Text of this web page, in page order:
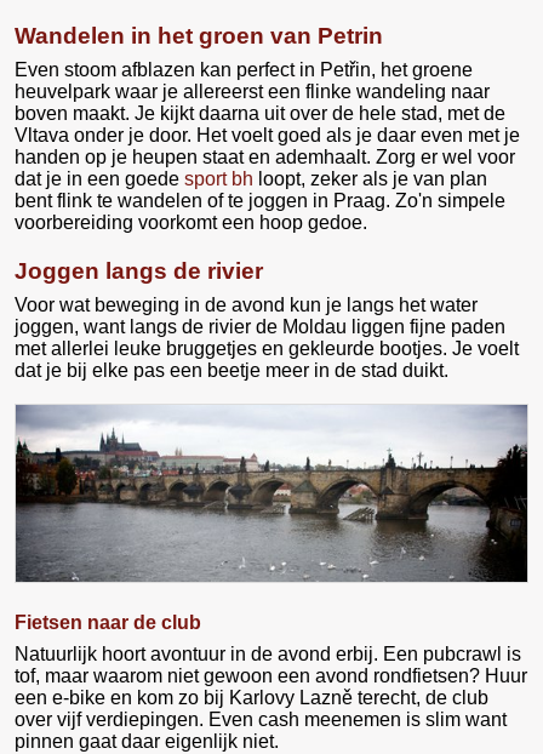
Wandelen in het groen van Petrin
Even stoom afblazen kan perfect in Petřin, het groene
heuvelpark waar je allereerst een flinke wandeling naar
boven maakt. Je kijkt daarna uit over de hele stad, met de
Vltava onder je door. Het voelt goed als je daar even met je
handen op je heupen staat en ademhaalt. Zorg er wel voor
dat je in een goede sport bh loopt, zeker als je van plan
bent flink te wandelen of te joggen in Praag. Zo'n simpele
voorbereiding voorkomt een hoop gedoe.
Joggen langs de rivier
Voor wat beweging in de avond kun je langs het water
joggen, want langs de rivier de Moldau liggen fijne paden
met allerlei leuke bruggetjes en gekleurde bootjes. Je voelt
dat je bij elke pas een beetje meer in de stad duikt.
Fietsen naar de club
Natuurlijk hoort avontuur in de avond erbij. Een pubcrawl is
tof, maar waarom niet gewoon een avond rondfietsen? Huur
een e‑bike en kom zo bij Karlovy Lazně terecht, de club
over vijf verdiepingen. Even cash meenemen is slim want
pinnen gaat daar eigenlijk niet.